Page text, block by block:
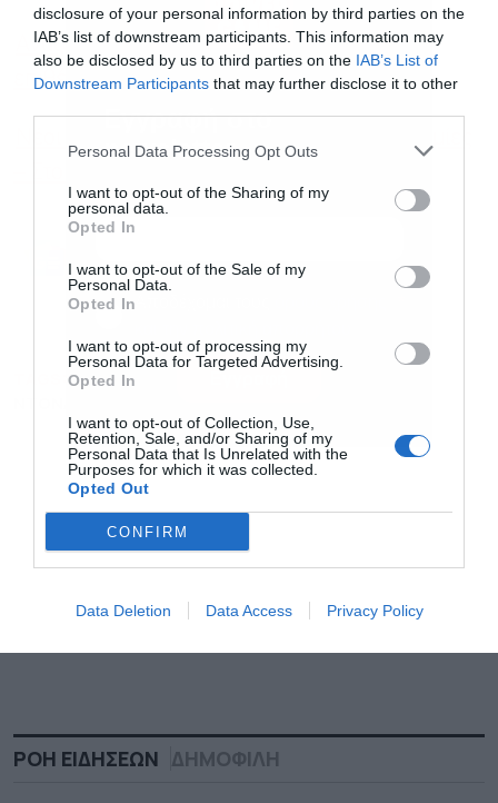
disclosure of your personal information by third parties on the
IAB’s list of downstream participants. This information may
also be disclosed by us to third parties on the IAB’s List of
Downstream Participants that may further disclose it to other
Personal Data Processing Opt Outs
I want to opt-out of the Sharing of my
personal data.
Opted In
I want to opt-out of the Sale of my
Personal Data.
Opted In
I want to opt-out of processing my
Personal Data for Targeted Advertising.
Opted In
I want to opt-out of Collection, Use,
Retention, Sale, and/or Sharing of my
Personal Data that Is Unrelated with the
Purposes for which it was collected.
Opted Out
CONFIRM
Data Deletion Data Access Privacy Policy
Αναζωπύρωση στον Περσικό Κόλπο: Νέες
επιθέσεις ΗΠΑ-Ιράν και άλμα στο πετρέλαιο
Newsγια άμεση και έγκυρη οικονομική
ενημέρωση!
ΙΡΑΝ ΙΡΑΝΙΚΟ ΠΥΡΗΝΙΚΟ ΠΡΟΓΡΑΜΜΑ
ΡΟΗ ΕΙΔΗΣΕΩΝ ΔΗΜΟΦΙΛΗ
Εγγραφή στο
newsletter
Αποδέχομαι τους